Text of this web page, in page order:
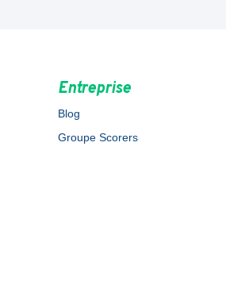
Entreprise
Blog
Groupe Scorers